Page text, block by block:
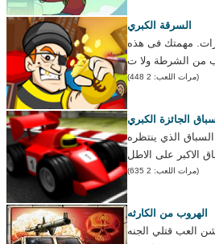
السرقة الكبري
مهمتك فى هذه
(مرات اللعب: 2 448)
الجائزة الكبري
الذي ينتظره
(مرات اللعب: 2 635)
الهروب من الكارثه
العب قتلي الجنه